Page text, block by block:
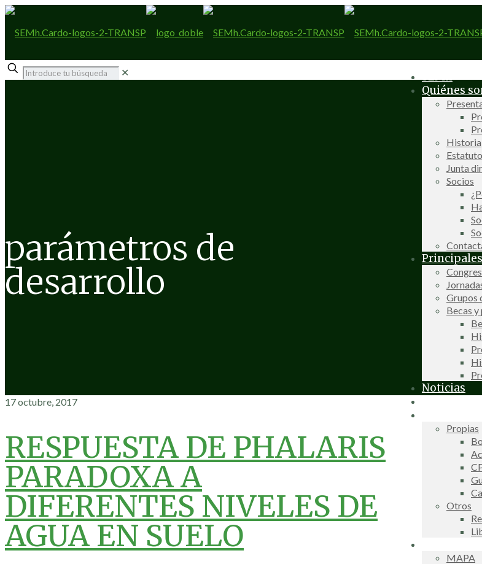
SEMh
Quiénes
Historia
Junta
Socios
Grupos
Becas
Noticias
Propias
Otros
MAPA
✕
parámetros de
desarrollo
17 octubre, 2017
RESPUESTA DE PHALARIS
PARADOXA A
DIFERENTES NIVELES DE
AGUA EN SUELO